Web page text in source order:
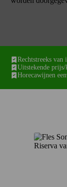
Rechtstreeks van
Uitstekende
Horecawijnen